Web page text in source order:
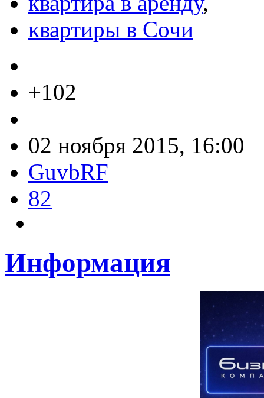
квартиры в Сочи
+102
02 ноября 2015, 16:00
GuvbRF
82
Информация